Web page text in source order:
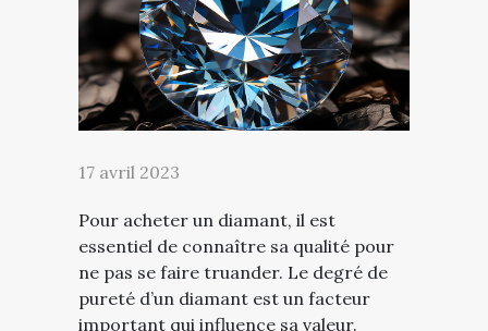
17 avril 2023
Pour acheter un diamant, il est
essentiel de connaître sa qualité pour
ne pas se faire truander. Le degré de
pureté d’un diamant est un facteur
important qui influence sa valeur.